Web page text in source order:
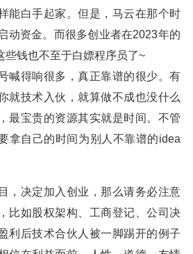
能白手起家。但是，马云在那个时
动资金。而很多创业者在2023年的
些钱也不至于白嫖程序员了~
喊得响很多，真正靠谱的很少。有
就技术入伙，就算做不成也没什么
最宝贵的资源其实就是时间。不管
拿自己的时间为别人不靠谱的idea
，决定加入创业，那么请务必注意
比如股权架构、工商登记、公司决
利后技术合伙人被一脚踢开的例子